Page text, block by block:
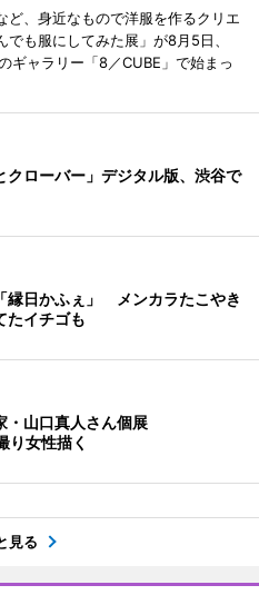
ど、身近なもので洋服を作るクリエ
も服にしてみた展」が8月5日、
ギャラリー「8／CUBE」で始まっ
クローバー」デジタル版、渋谷で
縁日かふぇ」 メンカラたこやき
たイチゴも
・山口真人さん個展
り女性描く
見る